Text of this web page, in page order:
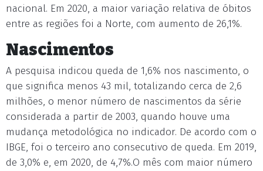
nacional. Em 2020, a maior variação relativa de óbitos
entre as regiões foi a Norte, com aumento de 26,1%.
Nascimentos
A pesquisa indicou queda de 1,6% nos nascimento, o
que significa menos 43 mil, totalizando cerca de 2,6
milhões, o menor número de nascimentos da série
considerada a partir de 2003, quando houve uma
mudança metodológica no indicador. De acordo com o
IBGE, foi o terceiro ano consecutivo de queda. Em 2019,
de 3,0% e, em 2020, de 4,7%.O mês com maior número